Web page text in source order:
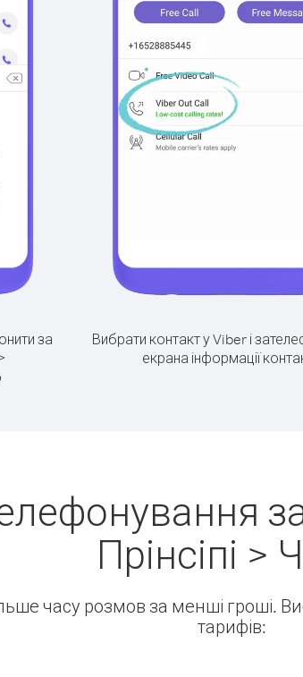
за
Вибрати контакт у Viber і
екрана інформації
Прінсіпі >
часу розмов за менші гроші.
тарифів: